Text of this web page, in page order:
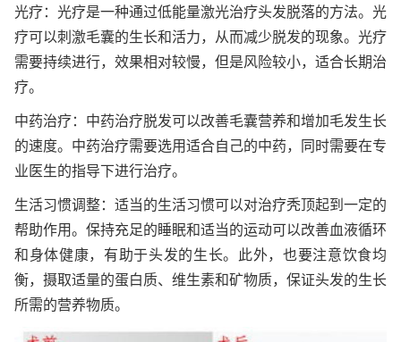
光疗：光疗是一种通过低能量激光治疗头发脱落的方法。光
疗可以刺激毛囊的生长和活力，从而减少脱发的现象。光疗
需要持续进行，效果相对较慢，但是风险较小，适合长期治
疗。
中药治疗：中药治疗脱发可以改善毛囊营养和增加毛发生长
的速度。中药治疗需要选用适合自己的中药，同时需要在专
业医生的指导下进行治疗。
生活习惯调整：适当的生活习惯可以对治疗秃顶起到一定的
帮助作用。保持充足的睡眠和适当的运动可以改善血液循环
和身体健康，有助于头发的生长。此外，也要注意饮食均
衡，摄取适量的蛋白质、维生素和矿物质，保证头发的生长
所需的营养物质。